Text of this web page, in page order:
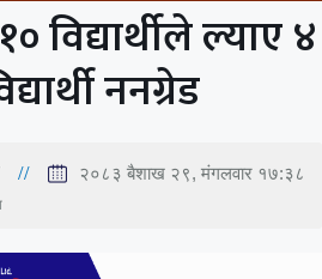
विद्यार्थीले ल्याए ४
ननग्रेड
२०८३ बैशाख २९, मंगलवार १७:३८